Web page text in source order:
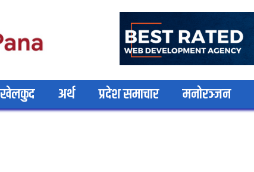
खेलकुद अर्थ प्रदेश समाचार मनोरञ्जन